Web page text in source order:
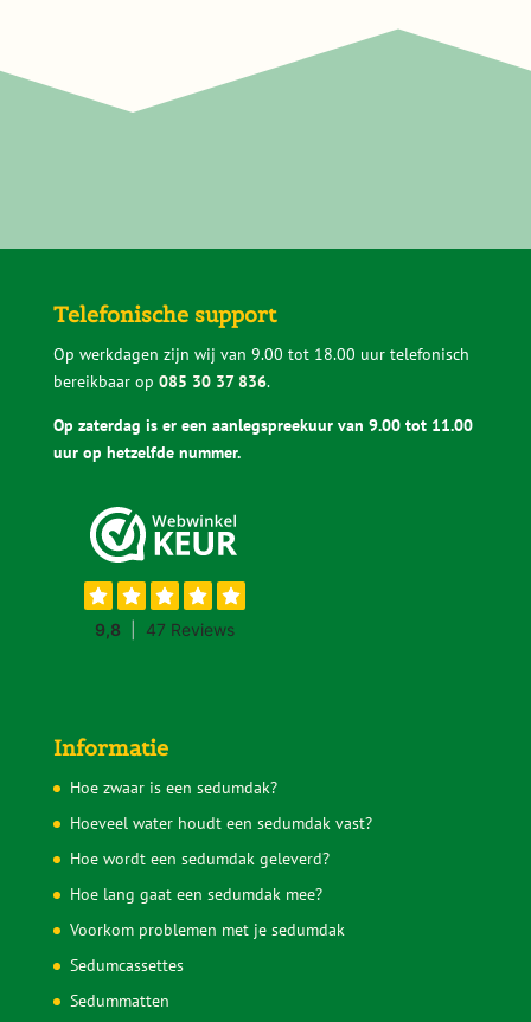
Telefonische support
Op werkdagen zijn wij van 9.00 tot 18.00 uur telefonisch
bereikbaar op 085 30 37 836.
Op zaterdag is er een aanlegspreekuur van 9.00 tot 11.00
uur op hetzelfde nummer.
Informatie
Hoe zwaar is een sedumdak?
Hoeveel water houdt een sedumdak vast?
Hoe wordt een sedumdak geleverd?
Hoe lang gaat een sedumdak mee?
Voorkom problemen met je sedumdak
Sedumcassettes
Sedummatten